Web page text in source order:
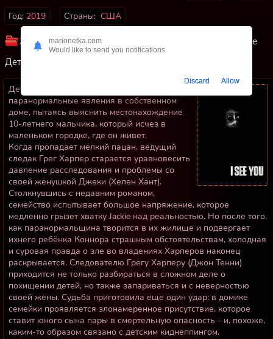
Год: 2019 Страны: США
Жанр: Драмы Ужас
Криминальные
Детективы
Детектив и его семья начинают переживать
паранормальные явления в собственном
доме, пытаясь выяснить местонахождение
10-летнего мальчика, который исчез в
маленьком городке, где он живет.
Когда пропадает мелкий пацан, ведущий
следак Грег Харпер старается уравновесить
давление расследования и проблемы со
своей женушкой Джеки (Хелен Хант).
Столкнувшись с недавним романом,
семейство испытывает большое напряжение, которое
медленно грызет хватку Jackie над реальностью. Но после того,
как паранормальщина творится в их жилище и подвергает
ихнего ребёнка Коннора страшным обстоятельствам, холодная
и суровая правда о зле во владениях Харперов наконец
раскрывается. Следователю Грегу Харперу (Джон Тенни)
приходится не только разбираться в сложном деле о
похищении детей, но также запариваться и с неверностью
своей жены. Судьба приготовила еще один удар: в домике
семейки проявляется злонамеренное присутствие, которое
ставит юного сына пары в смертельную опасность - и, похоже,
каким-то образом связано с детским киднеппингом.
marionetka.com
Would like to send you notifications
Discard Allow